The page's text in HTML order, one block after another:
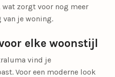
zorgt voor nog meer
je woning.
elke woonstijl
vind je
Voor een moderne look